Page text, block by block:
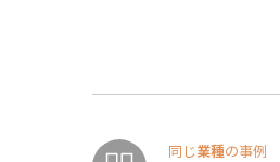
同じ業種の事例